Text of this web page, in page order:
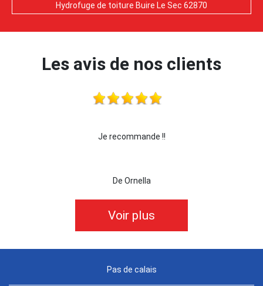
Hydrofuge de toiture Buire Le Sec 62870
Les avis de nos clients
Voir plus
Pas de calais